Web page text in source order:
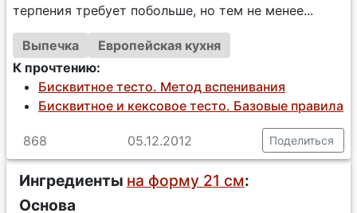
терпения требует побольше, но тем не менее...
Выпечка
Европейская кухня
К прочтению:
Бисквитное тесто. Метод вспенивания
Бисквитное и кексовое тесто. Базовые правила
868 05.12.2012 Поделиться
Ингредиенты на форму 21 см:
Основа